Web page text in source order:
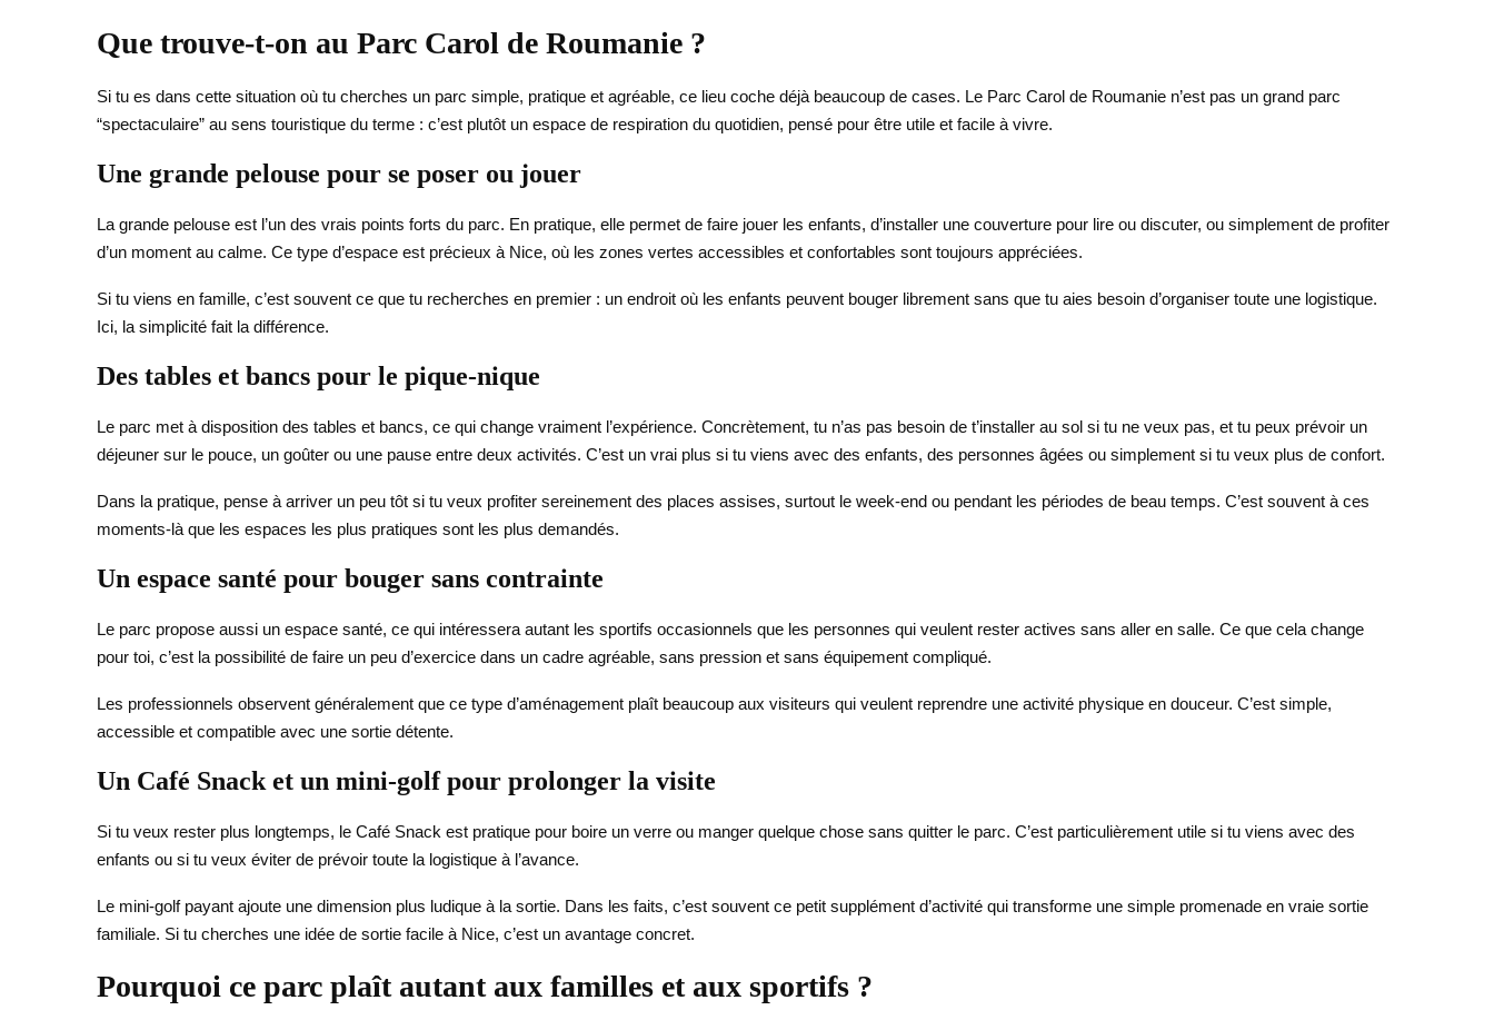
Que trouve-t-on au Parc Carol de Roumanie ?
Si tu es dans cette situation où tu cherches un parc simple, pratique et agréable, ce lieu coche déjà beaucoup de cases. Le Parc Carol de Roumanie n’est pas un grand parc
“spectaculaire” au sens touristique du terme : c’est plutôt un espace de respiration du quotidien, pensé pour être utile et facile à vivre.
Une grande pelouse pour se poser ou jouer
La grande pelouse est l’un des vrais points forts du parc. En pratique, elle permet de faire jouer les enfants, d’installer une couverture pour lire ou discuter, ou simplement de profiter
d’un moment au calme. Ce type d’espace est précieux à Nice, où les zones vertes accessibles et confortables sont toujours appréciées.
Si tu viens en famille, c’est souvent ce que tu recherches en premier : un endroit où les enfants peuvent bouger librement sans que tu aies besoin d’organiser toute une logistique.
Ici, la simplicité fait la différence.
Des tables et bancs pour le pique-nique
Le parc met à disposition des tables et bancs, ce qui change vraiment l’expérience. Concrètement, tu n’as pas besoin de t’installer au sol si tu ne veux pas, et tu peux prévoir un
déjeuner sur le pouce, un goûter ou une pause entre deux activités. C’est un vrai plus si tu viens avec des enfants, des personnes âgées ou simplement si tu veux plus de confort.
Dans la pratique, pense à arriver un peu tôt si tu veux profiter sereinement des places assises, surtout le week-end ou pendant les périodes de beau temps. C’est souvent à ces
moments-là que les espaces les plus pratiques sont les plus demandés.
Un espace santé pour bouger sans contrainte
Le parc propose aussi un espace santé, ce qui intéressera autant les sportifs occasionnels que les personnes qui veulent rester actives sans aller en salle. Ce que cela change
pour toi, c’est la possibilité de faire un peu d’exercice dans un cadre agréable, sans pression et sans équipement compliqué.
Les professionnels observent généralement que ce type d’aménagement plaît beaucoup aux visiteurs qui veulent reprendre une activité physique en douceur. C’est simple,
accessible et compatible avec une sortie détente.
Un Café Snack et un mini-golf pour prolonger la visite
Si tu veux rester plus longtemps, le Café Snack est pratique pour boire un verre ou manger quelque chose sans quitter le parc. C’est particulièrement utile si tu viens avec des
enfants ou si tu veux éviter de prévoir toute la logistique à l’avance.
Le mini-golf payant ajoute une dimension plus ludique à la sortie. Dans les faits, c’est souvent ce petit supplément d’activité qui transforme une simple promenade en vraie sortie
familiale. Si tu cherches une idée de sortie facile à Nice, c’est un avantage concret.
Pourquoi ce parc plaît autant aux familles et aux sportifs ?